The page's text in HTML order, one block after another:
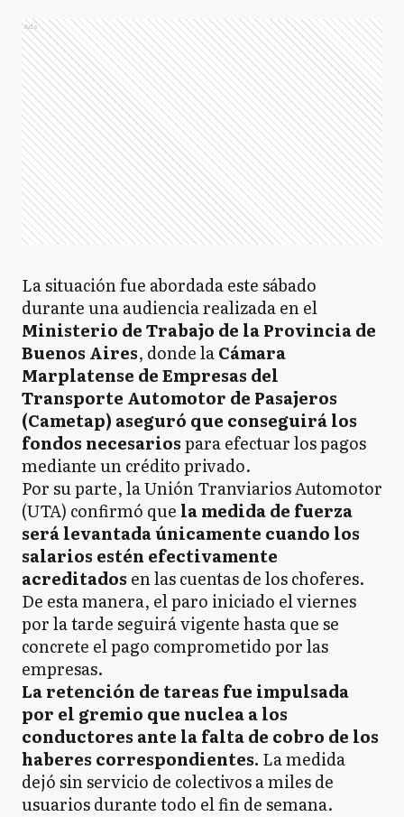
Ads
La situación fue abordada este sábado
durante una audiencia realizada en el
Ministerio de Trabajo de la Provincia de
Buenos Aires, donde laCámara
Marplatense de Empresas del
Transporte Automotor de Pasajeros
(Cametap) aseguró que conseguirá los
fondos necesariospara efectuar los pagos
mediante un crédito privado.
Por su parte, la Unión Tranviarios Automotor
(UTA) confirmó que la medida de fuerza
será levantada únicamente cuando los
salarios estén efectivamente
acreditados en las cuentas de los choferes.
De esta manera, el paro iniciado el viernes
por la tarde seguirá vigente hasta que se
concrete el pago comprometido por las
empresas.
La retención de tareas fue impulsada
por el gremio que nuclea a los
conductores ante la falta de cobro de los
haberes correspondientes. La medida
dejó sin servicio de colectivos a miles de
usuarios durante todo el fin de semana.